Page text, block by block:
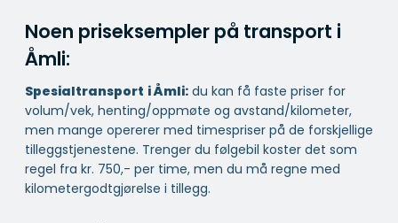
Noen priseksempler på transport i
Åmli:
Spesialtransport i Åmli: du kan få faste priser for
volum/vek, henting/oppmøte og avstand/kilometer,
men mange opererer med timespriser på de forskjellige
tilleggstjenestene. Trenger du følgebil koster det som
regel fra kr. 750,- per time, men du må regne med
kilometergodtgjørelse i tillegg.